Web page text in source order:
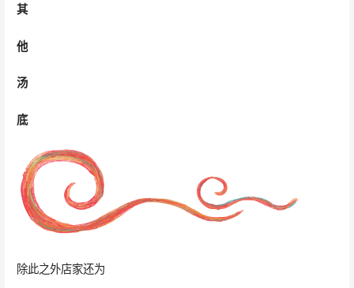
其
他
汤
底
除此之外店家还为